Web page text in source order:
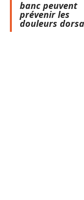
banc peuvent
prévenir les
douleurs